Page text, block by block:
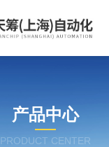
产品中心
PRODUCT CENTER